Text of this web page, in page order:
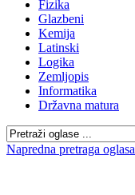
Fizika
Glazbeni
Kemija
Latinski
Logika
Zemljopis
Informatika
Državna matura
Napredna pretraga oglasa